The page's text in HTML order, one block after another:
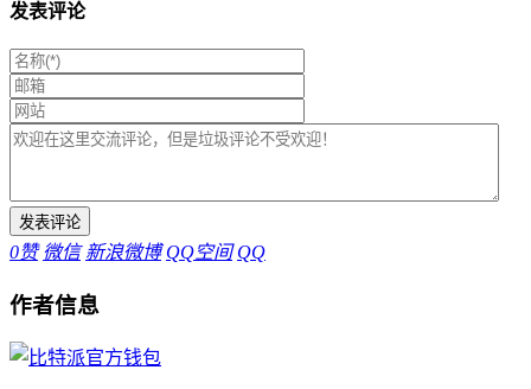
发表评论
0赞 微信 新浪微博 QQ空间 QQ
作者信息